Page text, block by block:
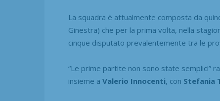
La squadra è attualmente composta da
Ginestra) che per la prima volta, nella
cinque disputato prevalentemente tra le
“Le prime partite non sono state semplici”
insieme a Valerio Innocenti, con Stefania